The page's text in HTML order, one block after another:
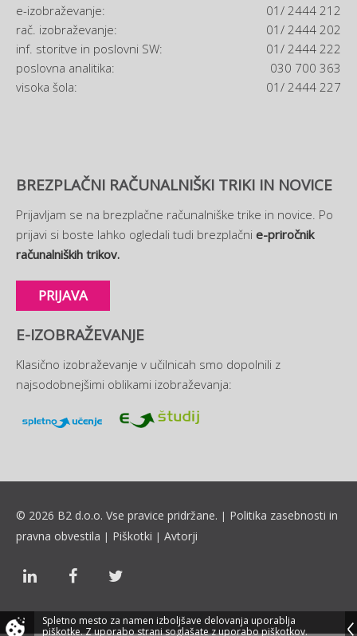
e-izobraževanje:
01/ 2444 212
rač. izobraževanje:
01/ 2444 202
inf. storitve in poslovni SW:
01/ 2444 222
poslovna analitika:
030 700 363
visoka šola:
01/ 2444 227
BREZPLAČNI RAČUNALNIŠKI TRIKI IN NOVICE
Prijavljam se na brezplačne računalniške trike in novice. Po
prijavi si boste lahko ogledali tudi brezplačni e-priročnik
računalniških trikov.
PRIJAVA
E-IZOBRAŽEVANJE
Klasično izobraževanje v učilnicah smo dopolnili z
najsodobnejšimi oblikami izobraževanja:
© 2026 B2 d.o.o. Vse pravice pridržane. | Politika zasebnosti in
pravna obvestila | Piškotki | Avtorji
Spletno mesto za namen izboljšave delovanja uporablja
piškotke.Z uporabo strani soglašate z uporabo piškotkov.